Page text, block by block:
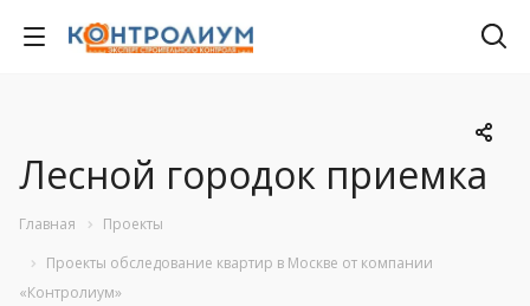
Лесной городок приемка
Главная
Проекты
Проекты обследование квартир в Москве от компании
«Контролиум»